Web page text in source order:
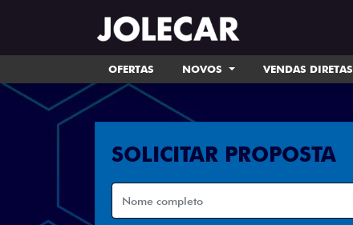
OFERTAS NOVOS VENDAS DIRETAS
SOLICITAR PROPOSTA